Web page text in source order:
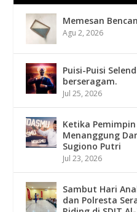
Memesan
Agu 2, 2026
Puisi-Puisi
berseragam.
Jul 25, 2026
Ketika
Menanggung
Sugiono Putri
Jul 23, 2026
Sambut Hari
dan Polresta